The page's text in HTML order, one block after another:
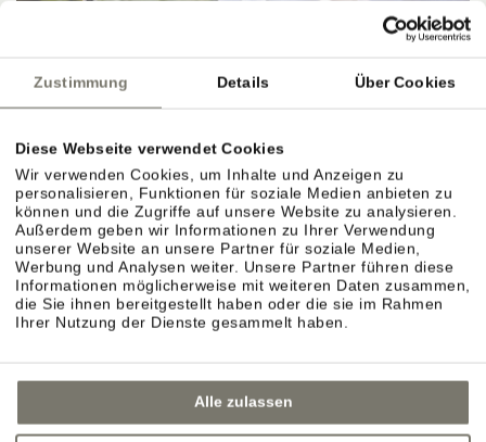
Zustimmung Details Über Cookies
Diese Webseite verwendet Cookies
Wir verwenden Cookies, um Inhalte und Anzeigen zu
personalisieren, Funktionen für soziale Medien anbieten zu
können und die Zugriffe auf unsere Website zu analysieren.
Außerdem geben wir Informationen zu Ihrer Verwendung
unserer Website an unsere Partner für soziale Medien,
Werbung und Analysen weiter. Unsere Partner führen diese
Informationen möglicherweise mit weiteren Daten zusammen,
die Sie ihnen bereitgestellt haben oder die sie im Rahmen
Ihrer Nutzung der Dienste gesammelt haben.
Alle zulassen